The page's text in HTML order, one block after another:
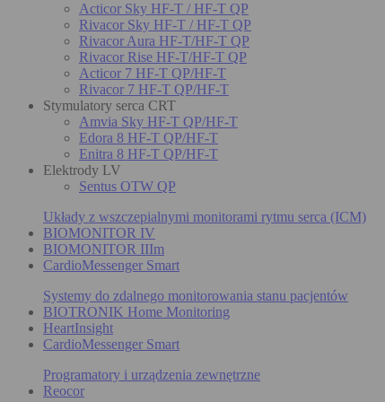
Acticor Sky HF-T / HF-T QP
Rivacor Sky HF-T / HF-T QP
Rivacor Aura HF-T/HF-T QP
Rivacor Rise HF-T/HF-T QP
Acticor 7 HF-T QP/HF-T
Rivacor 7 HF-T QP/HF-T
Stymulatory serca CRT
Amvia Sky HF-T QP/HF-T
Edora 8 HF-T QP/HF-T
Enitra 8 HF-T QP/HF-T
Elektrody LV
Sentus OTW QP
Układy z wszczepialnymi monitorami rytmu serca (ICM)
BIOMONITOR IV
BIOMONITOR IIIm
CardioMessenger Smart
Systemy do zdalnego monitorowania stanu pacjentów
BIOTRONIK Home Monitoring
HeartInsight
CardioMessenger Smart
Programatory i urządzenia zewnętrzne
Reocor